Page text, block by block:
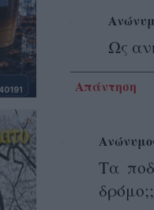
Ως
Απάντηση
Τα